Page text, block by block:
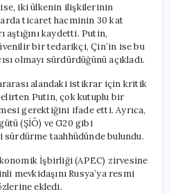
ise, iki ülkenin ilişkilerinin
ticaret hacminin 30 kat
aştığını kaydetti. Putin,
bir tedarikçi, Çin’in ise bu
olmayı sürdürdüğünü açıkladı.
alandaki istikrar için kritik
Putin, çok kutuplu bir
gerektiğini ifade etti. Ayrıca,
(ŞİÖ) ve G20 gibi
taahhüdünde bulundu.
İşbirliği (APEC) zirvesine
mevkidaşını Rusya’ya resmi
ekledi.